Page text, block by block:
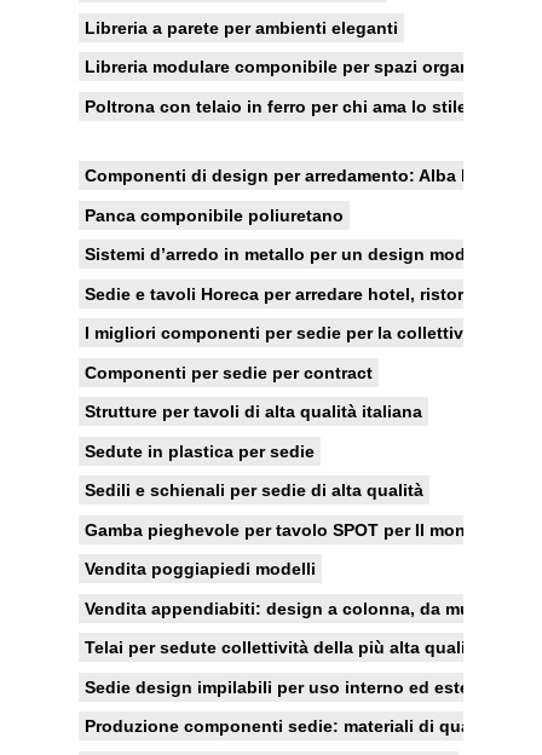
Libreria a parete per ambienti eleganti
Libreria modulare componibile per spazi organizzati
Poltrona con telaio in ferro per chi ama lo stile
Componenti di design per arredamento: Alba li realizza
Panca componibile poliuretano
Sistemi d’arredo in metallo per un design moderno
Sedie e tavoli Horeca per arredare hotel, ristoranti e bar
I migliori componenti per sedie per la collettività
Componenti per sedie per contract
Strutture per tavoli di alta qualità italiana
Sedute in plastica per sedie
Sedili e schienali per sedie di alta qualità
Gamba pieghevole per tavolo SPOT per Il mondo del
Vendita poggiapiedi modelli
Vendita appendiabiti: design a colonna, da muro e
Telai per sedute collettività della più alta qualità, ai
Sedie design impilabili per uso interno ed esterno
Produzione componenti sedie: materiali di qualità e